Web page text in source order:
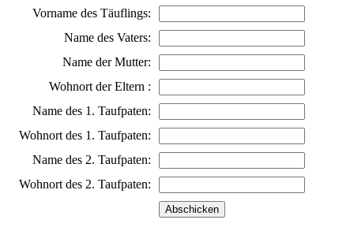
Vorname des Täuflings:
Name des Vaters:
Name der Mutter:
Wohnort der Eltern :
Name des 1. Taufpaten:
Wohnort des 1. Taufpaten:
Name des 2. Taufpaten:
Wohnort des 2. Taufpaten: